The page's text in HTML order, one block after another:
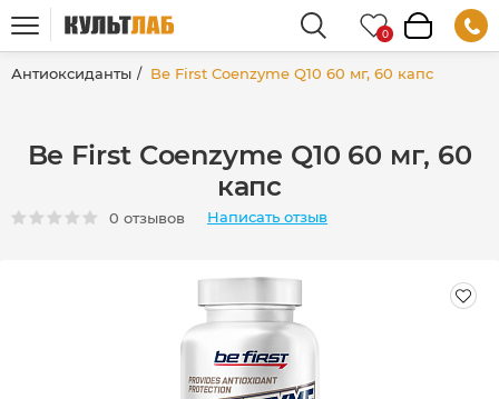
Антиоксиданты Be First Coenzyme Q10 60 мг, 60 капс
Be First Coenzyme Q10 60 мг, 60
капс
0 отзывов Написать отзыв